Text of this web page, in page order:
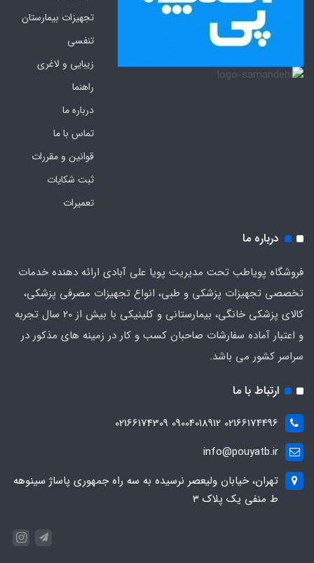
تجهیزات بیمارستان
تنفسی
زیبایی و لاغری
راهنما
درباره ما
تماس با ما
قوانین و مقررات
ثبت شکایات
تعمیرات
درباره ما
فروشگاه پویاطب تحت مدیریت پویا علی آبادی ارائه دهنده خدمات
تخصصی تجهیزات پزشکی و طبی، انواع تجهیزات مصرفی پزشکی،
کالای پزشکی خانگی، بیمارستانی و کلینیکی با بیش از 20 سال تجربه
و اعتبار آماده سفارشات صاحبان کسب و کار در زمینه های مذکور در
سراسر کشور می باشد.
ارتباط با ما
02166174496 09004018912 02166174309
info@pouyatb.ir
تهران، خیابان ولیعصر نرسیده به سه راه جمهوری پاساژ سینوهه
ط منفی یک پلاک 3